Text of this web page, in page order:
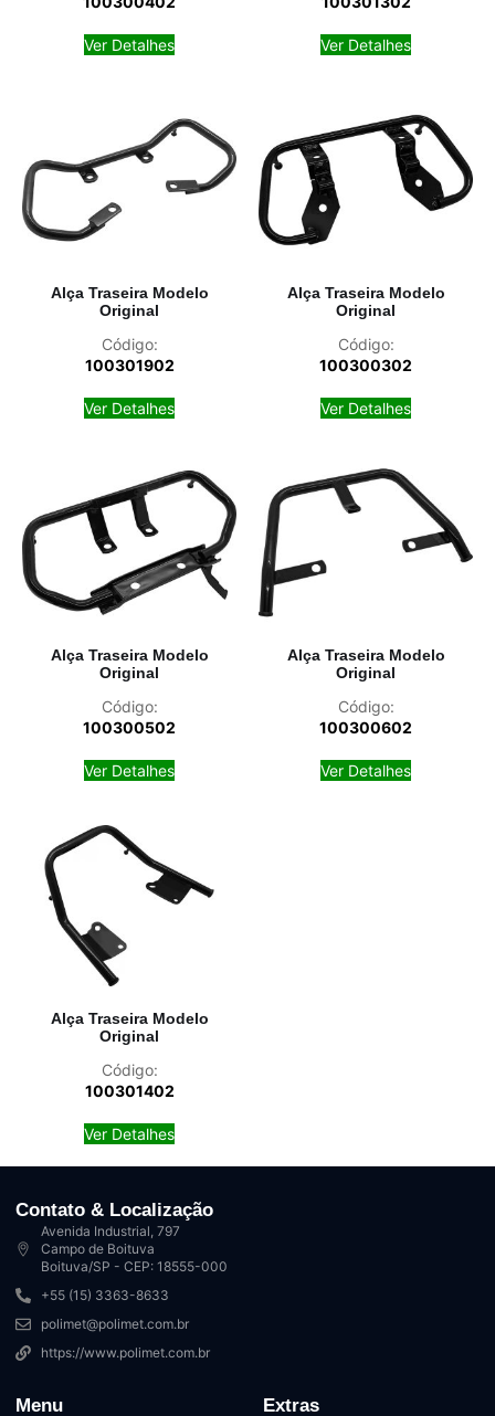
Ver Detalhes Ver Detalhes
Alça Traseira Modelo
Original
Código:
100301902
Ver Detalhes
Alça Traseira Modelo
Original
Código:
100300302
Ver Detalhes
Alça Traseira Modelo
Original
Código:
100300502
Ver Detalhes
Alça Traseira Modelo
Original
Código:
100300602
Ver Detalhes
Alça Traseira Modelo
Original
Código:
100301402
Ver Detalhes
Contato & Localização
Avenida Industrial, 797
Campo de Boituva
Boituva/SP - CEP: 18555-000
+55 (15) 3363-8633
polimet@polimet.com.br
https://www.polimet.com.br
Menu Extras